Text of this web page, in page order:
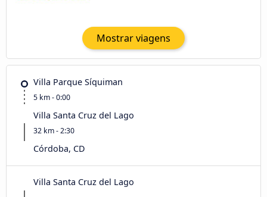
Mostrar viagens
Villa Parque Síquiman
5 km - 0:00
Villa Santa Cruz del Lago
32 km - 2:30
Córdoba, CD
Villa Santa Cruz del Lago